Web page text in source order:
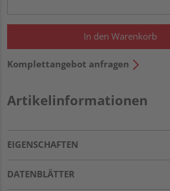
In den Warenkorb
Komplettangebot anfragen
Artikelinformationen
EIGENSCHAFTEN
DATENBLÄTTER